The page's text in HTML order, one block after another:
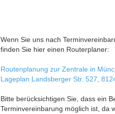
Wenn Sie uns nach
finden Sie hier einen Routerplaner:
Routenplanung zur Zentrale in
Lageplan Landsberger Str. 527,
Bitte berücksichtigen Sie, dass ein
Terminvereinbarung möglich ist, da